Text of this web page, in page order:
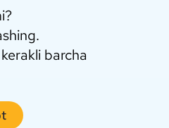
barcha